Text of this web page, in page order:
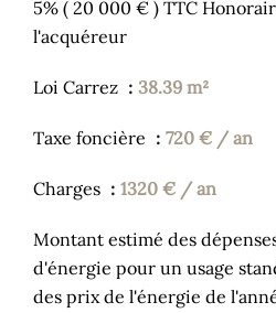
5% ( 20 000 € ) TTC
l'acquéreur
Loi Carrez 38.39 m²
Taxe foncière 720 € / an
Charges 1320 € / an
Montant estimé des
d'énergie pour un usage
des prix de l'énergie de